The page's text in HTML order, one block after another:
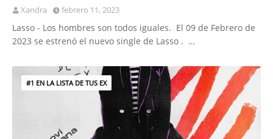
Xandra febrero 11, 2023
Lasso - Los hombres son todos iguales. El 09 de Febrero de
2023 se estrenó el nuevo single de Lasso . …
#1 EN LA LISTA DE TUS EX